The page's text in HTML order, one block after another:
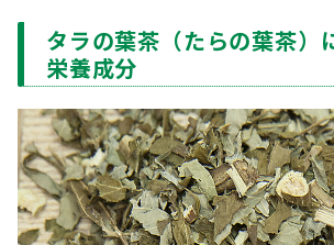
タラの葉茶（たらの葉茶）
栄養成分